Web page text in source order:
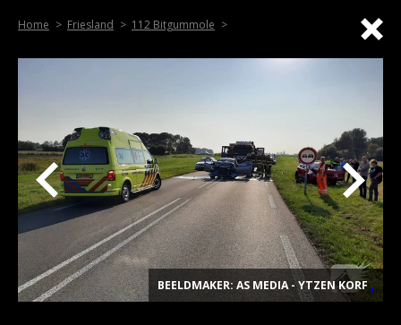
Home Friesland 112 Bitgummole
BEELDMAKER: AS MEDIA - YTZEN KORF.